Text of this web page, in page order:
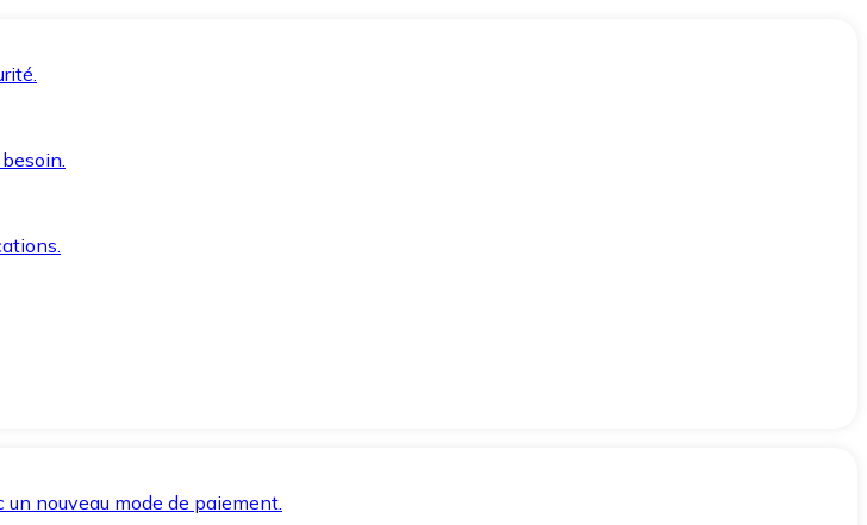
nouveau mode de paiement.